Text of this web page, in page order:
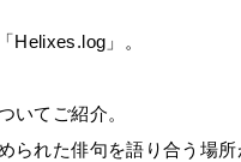
Helixes.log」。
いてご紹介。
られた俳句を語り合う場